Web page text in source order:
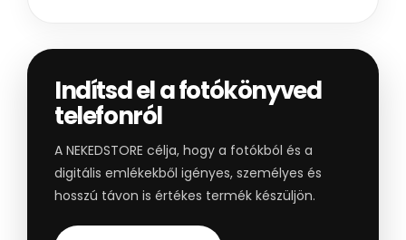
Indítsd el a fotókönyved
telefonról
A NEKEDSTORE célja, hogy a fotókból és a
digitális emlékekből igényes, személyes és
hosszú távon is értékes termék készüljön.